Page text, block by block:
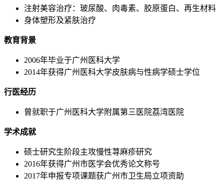
注射美容治疗：玻尿酸、肉毒素、胶原蛋白、再生材料
身体塑形及紧肤治疗
教育背景
2006年毕业于广州医科大学
2014年获得广州医科大学皮肤病与性病学硕士学位
行医经历
曾就职于广州医科大学附属第三医院荔湾医院
学术成就
硕士研究生阶段主攻慢性荨麻疹研究
2016年获得广州市医学会优秀论文称号
2017年申报专项课题获广州市卫生局立项资助